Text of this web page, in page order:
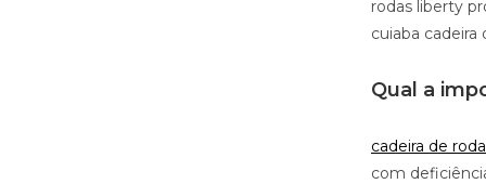
rodas liberty
cuiaba
Qual a
cadeira de
com